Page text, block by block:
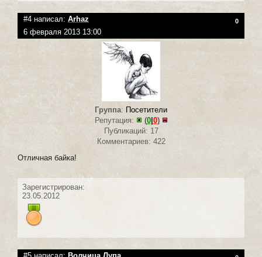
#4 написал: Arhaz 0
6 февраля 2013 13:00
Группа: Посетители
Репутация:
(0|0)
Публикаций: 17
Комментариев: 422
Отличная байка!
Зарегистрирован:
23.05.2012